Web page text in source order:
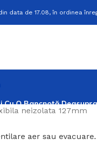
data de 17.08, în ordinea
neizolata 127mm